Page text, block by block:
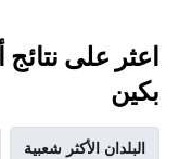
اعثر على
بكين
البلدان الأكثر شعبية